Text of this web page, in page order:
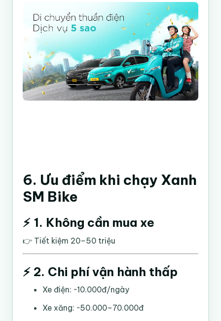
6. Ưu điểm khi chạy Xanh
SM Bike
⚡ 1. Không cần mua xe
👉 Tiết kiệm 20–50 triệu
⚡ 2. Chi phí vận hành thấp
Xe điện: ~10.000đ/ngày
Xe xăng: ~50.000–70.000đ